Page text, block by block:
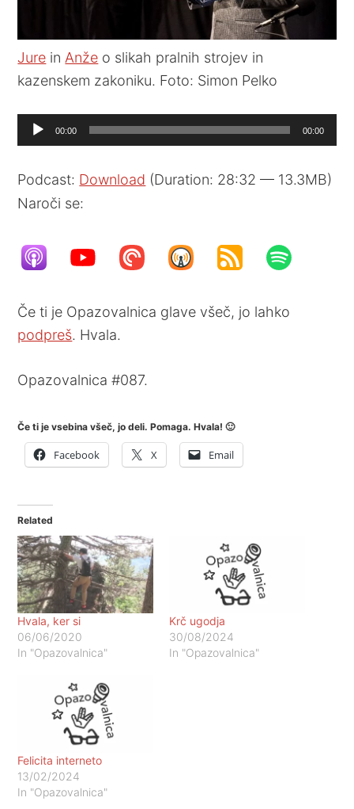
Jure inAnže o slikah pralnih strojev in
kazenskem zakoniku. Foto: Simon Pelko
Audio
Player
00:00 00:00
Podcast: Download (Duration: 28:32 — 13.3MB)
Naroči se:
Če ti je Opazovalnica glave všeč, jo lahko
podpreš. Hvala.
Opazovalnica #087.
Če ti je vsebina všeč, jo deli. Pomaga. Hvala! 🙂
Facebook X Email
Related
Hvala, ker si
06/06/2020
In "Opazovalnica"
Krč ugodja
30/08/2024
In "Opazovalnica"
Felicita interneto
13/02/2024
In "Opazovalnica"